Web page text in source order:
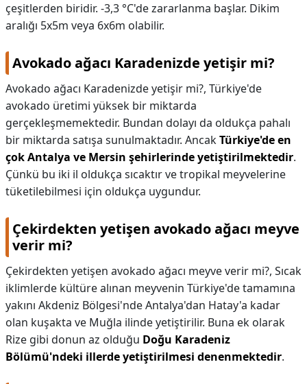
çeşitlerden biridir. -3,3 °C'de zararlanma başlar. Dikim
aralığı 5x5m veya 6x6m olabilir.
Avokado ağacı Karadenizde yetişir mi?
Avokado ağacı Karadenizde yetişir mi?, Türkiye'de
avokado üretimi yüksek bir miktarda
gerçekleşmemektedir. Bundan dolayı da oldukça pahalı
bir miktarda satışa sunulmaktadır. AncakTürkiye'de en
çok Antalya ve Mersin şehirlerinde yetiştirilmektedir.
Çünkü bu iki il oldukça sıcaktır ve tropikal meyvelerine
tüketilebilmesi için oldukça uygundur.
Çekirdekten yetişen avokado ağacı meyve
verir mi?
Çekirdekten yetişen avokado ağacı meyve verir mi?, Sıcak
iklimlerde kültüre alınan meyvenin Türkiye'de tamamına
yakını Akdeniz Bölgesi'nde Antalya'dan Hatay'a kadar
olan kuşakta ve Muğla ilinde yetiştirilir. Buna ek olarak
Rize gibi donun az olduğu Doğu Karadeniz
Bölümü'ndeki illerde yetiştirilmesi denenmektedir.